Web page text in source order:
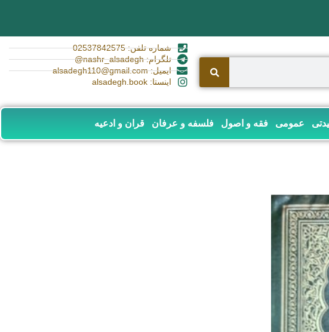
شماره تلفن: 02537842575
تلگرام: nashr_alsadegh@
ایمیل: alsadegh110@gmail.com
اینستا: alsadegh.book
عمومی فقه و اصول فلسفه و عرفان قران و ادعیه